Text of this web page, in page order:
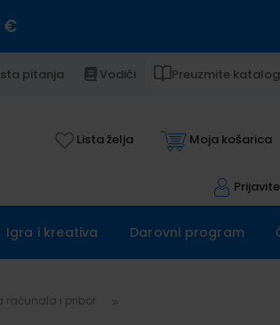
€
pitanja Vodiči Preuzmite
Lista želja Moja košarica
Igra i kreativa Darovni program
računala i pribor